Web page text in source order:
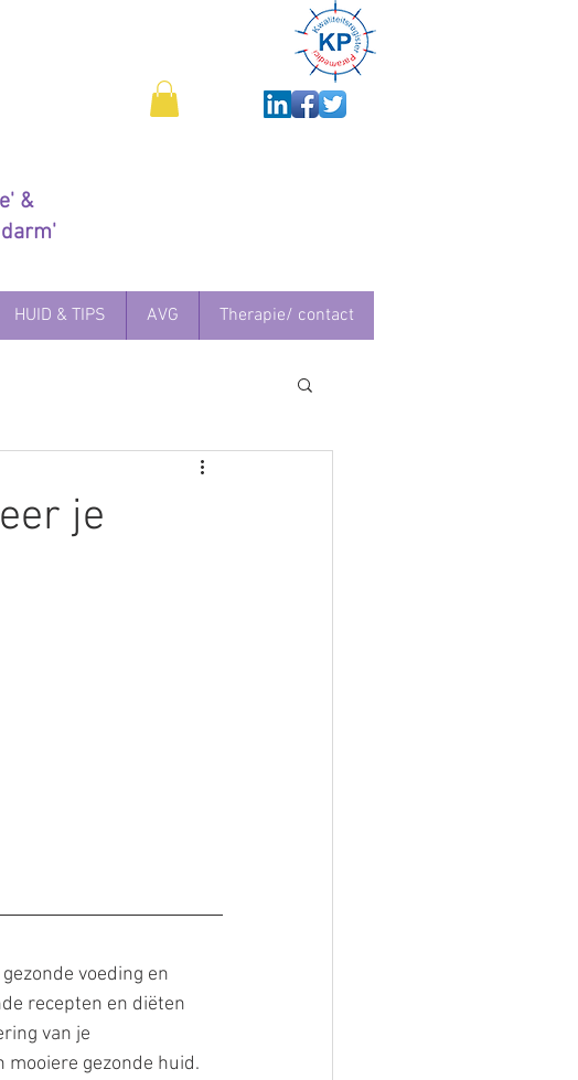
&
HUID & TIPS AVG Therapie/ contact
je
voeding en
recepten en diëten
van je
mooiere gezonde huid.